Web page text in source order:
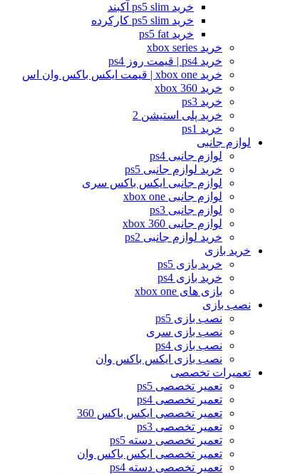
خرید ps5 slim آکبند
خرید ps5 slim کارکرده
خرید ps5 fat
خرید xbox series
خرید ps4 | قیمت روز ps4
خرید xbox one | قیمت ایکس باکس وان اس
خرید xbox 360
خرید ps3
خرید پلی استیشن 2
خرید ps1
لوازم جانبی
لوازم جانبی ps4
خرید لوازم جانبی ps5
لوازم جانبی ایکس باکس سری
لوازم جانبی xbox one
لوازم جانبی ps3
لوازم جانبی xbox 360
خرید لوازم جانبی ps2
خرید بازی
خرید بازی ps5
خرید بازی ps4
بازی های xbox one
نصب بازی
نصب بازی ps5
نصب بازی سری
نصب بازی ps4
نصب بازی ایکس باکس وان
تعمیرات تخصصی
تعمیر تخصصی ps5
تعمیر تخصصی ps4
تعمیر تخصصی ایکس باکس 360
تعمیر تخصصی ps3
تعمیر تخصصی دسته ps5
تعمیر تخصصی ایکس باکس وان
تعمیر تخصصی دسته ps4